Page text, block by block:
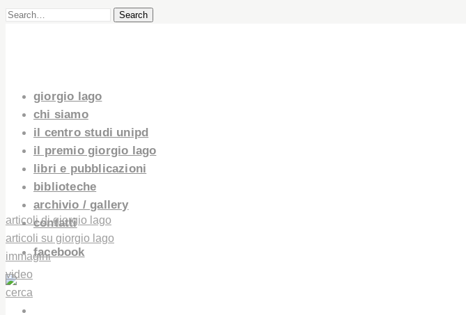
Search
giorgio lago
chi siamo
il centro studi unipd
il premio giorgio lago
libri e pubblicazioni
biblioteche
archivio / gallery
contatti
facebook
articoli di giorgio lago
articoli su giorgio lago
immagini
video
cerca